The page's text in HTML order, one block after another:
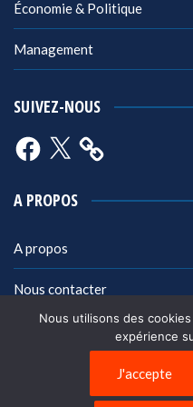
Économie & Politique
Management
SUIVEZ-NOUS
Facebook
X
A PROPOS
A propos
Nous contacter
Politique de confidentialité
Nous utilisons des
expérience
J'accepte